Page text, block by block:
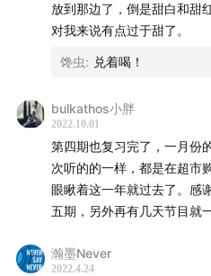
版权声明
除非特别说明，收录、引用
乐道播客网络的版权声明要求
讨论，也请留意评论须知 。如
否则我们视为您已同意了版
器
放到那边了，倒是甜白和甜
对我来说有点过于甜了。
馋虫: 兑着喝！
bulkathos小胖
2022.10.01
第四期也复习完了，一月份
次听的的一样，都是在超市
眼瞅着这一年就过去了。感
五期，另外再有几天节目就
瀚墨Never
2022.4.24